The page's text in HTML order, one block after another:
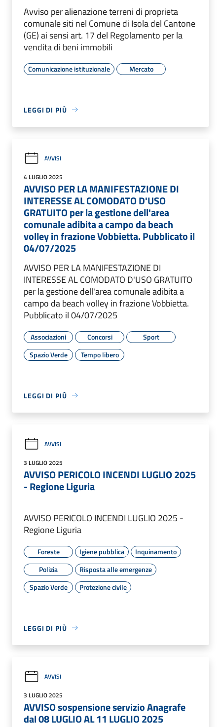
Avviso per alienazione terreni di proprieta
comunale siti nel Comune di Isola del Cantone
(GE) ai sensi art. 17 del Regolamento per la
vendita di beni immobili
Comunicazione istituzionale Mercato
LEGGI DI PIÙ
AVVISI
4 LUGLIO 2025
AVVISO PER LA MANIFESTAZIONE DI
INTERESSE AL COMODATO D'USO
GRATUITO per la gestione dell'area
comunale adibita a campo da beach
volley in frazione Vobbietta. Pubblicato il
04/07/2025
AVVISO PER LA MANIFESTAZIONE DI
INTERESSE AL COMODATO D'USO GRATUITO
per la gestione dell'area comunale adibita a
campo da beach volley in frazione Vobbietta.
Pubblicato il 04/07/2025
Associazioni Concorsi
Sport
Spazio Verde
Tempo libero
LEGGI DI PIÙ
AVVISI
3 LUGLIO 2025
AVVISO PERICOLO INCENDI LUGLIO 2025
- Regione Liguria
AVVISO PERICOLO INCENDI LUGLIO 2025 -
Regione Liguria
Foreste Igiene pubblica
Inquinamento
Polizia
Risposta alle emergenze
Spazio Verde
Protezione civile
LEGGI DI PIÙ
AVVISI
3 LUGLIO 2025
AVVISO sospensione servizio Anagrafe
dal 08 LUGLIO AL 11 LUGLIO 2025